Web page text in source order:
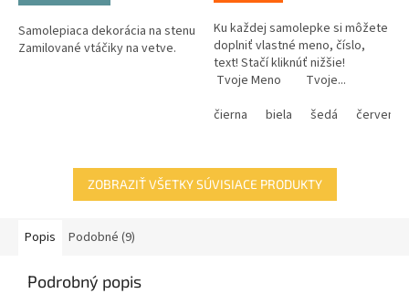
Samolepiaca dekorácia na stenu
Zamilované vtáčiky na vetve.
Ku každej samolepke si môžete
doplniť vlastné meno, číslo,
text! Stačí kliknúť nižšie!
Tvoje Meno Tvoje...
čierna
biela šedá červená
ZOBRAZIŤ VŠETKY SÚVISIACE PRODUKTY
Popis Podobné (9)
Podrobný popis